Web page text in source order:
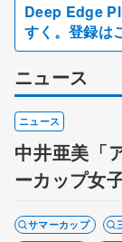
Deep Edge
すく。登録は
ニュース
ニュース
中井亜美「
ーカップ女
サマーカップ